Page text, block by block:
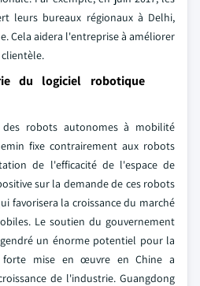
leurs bureaux régionaux à Delhi,
Cela aidera l'entreprise à améliorer
du logiciel robotique
robots autonomes à mobilité
fixe contrairement aux robots
de l'efficacité de l'espace de
sur la demande de ces robots
favorisera la croissance du marché
Le soutien du gouvernement
un énorme potentiel pour la
mise en œuvre en Chine a
de l'industrie. Guangdong